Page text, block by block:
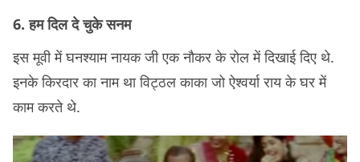
6. हम दिल दे चुके सनम
इस मूवी में घनश्याम नायक जी एक नौकर के रोल में दिखाई दिए थे.
इनके किरदार का नाम था विट्ठल काका जो ऐश्वर्या राय के घर में
काम करते थे.